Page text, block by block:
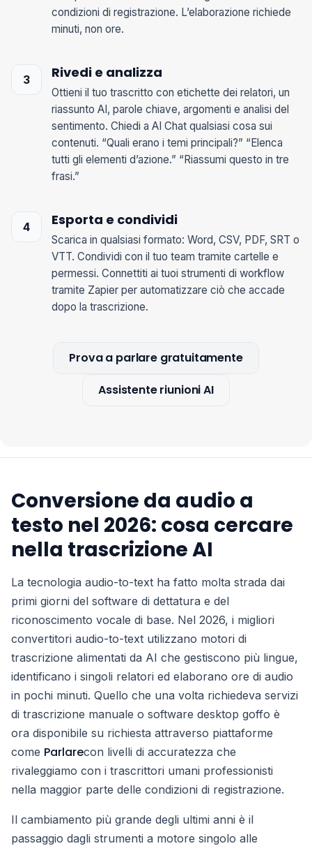
condizioni di registrazione. L’elaborazione richiede
minuti, non ore.
Rivedi e analizza
Ottieni il tuo trascritto con etichette dei relatori, un
riassunto AI, parole chiave, argomenti e analisi del
sentimento. Chiedi a AI Chat qualsiasi cosa sui
contenuti. “Quali erano i temi principali?” “Elenca
tutti gli elementi d’azione.” “Riassumi questo in tre
frasi.”
Esporta e condividi
Scarica in qualsiasi formato: Word, CSV, PDF, SRT o
VTT. Condividi con il tuo team tramite cartelle e
permessi. Connettiti ai tuoi strumenti di workflow
tramite Zapier per automatizzare ciò che accade
dopo la trascrizione.
Prova a parlare gratuitamente
Assistente riunioni AI
Conversione da audio a
testo nel 2026: cosa cercare
nella trascrizione AI
La tecnologia audio-to-text ha fatto molta strada dai
primi giorni del software di dettatura e del
riconoscimento vocale di base. Nel 2026, i migliori
convertitori audio-to-text utilizzano motori di
trascrizione alimentati da AI che gestiscono più lingue,
identificano i singoli relatori ed elaborano ore di audio
in pochi minuti. Quello che una volta richiedeva servizi
di trascrizione manuale o software desktop goffo è
ora disponibile su richiesta attraverso piattaforme
come Parlarecon livelli di accuratezza che
rivaleggiamo con i trascrittori umani professionisti
nella maggior parte delle condizioni di registrazione.
Il cambiamento più grande degli ultimi anni è il
passaggio dagli strumenti a motore singolo alle